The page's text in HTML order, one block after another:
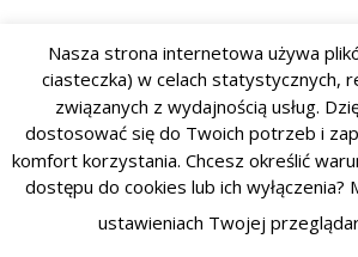
Nasza strona internetowa używa
ciasteczka) w celach statystycznych,
związanych z wydajnością usług.
dostosować się do Twoich potrzeb i
komfort korzystania. Chcesz określić
dostępu do cookies lub ich
ustawieniach Twojej